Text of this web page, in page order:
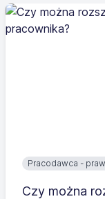
Pracodawca -
Czy można